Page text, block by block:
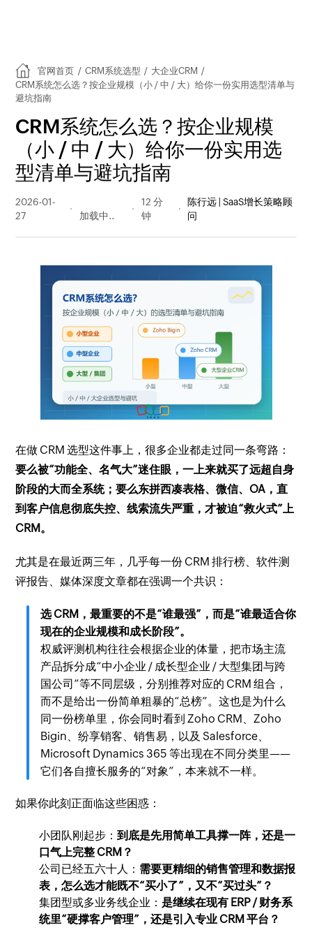
官网首页 / CRM系统选型 / 大企业CRM /
CRM系统怎么选？按企业规模（小 / 中 / 大）给你一份实用选型清单与
避坑指南
CRM系统怎么选？按企业规模
（小 / 中 / 大）给你一份实用选
型清单与避坑指南
2026-01-
27
量
12 分
钟
陈行远 | SaaS增长策略顾
问
在做 CRM 选型这件事上，很多企业都走过同一条弯路：
要么被“功能全、名气大”迷住眼，一上来就买了远超自身
阶段的大而全系统；要么东拼西凑表格、微信、OA，直
到客户信息彻底失控、线索流失严重，才被迫“救火式”上
CRM。
尤其是在最近两三年，几乎每一份 CRM 排行榜、软件测
评报告、媒体深度文章都在强调一个共识：
选 CRM，最重要的不是“谁最强”，而是“谁最适合你
现在的企业规模和成长阶段”。
权威评测机构往往会根据企业的体量，把市场主流
产品拆分成“中小企业 / 成长型企业 / 大型集团与跨
国公司”等不同层级，分别推荐对应的 CRM 组合，
而不是给出一份简单粗暴的“总榜”。这也是为什么
同一份榜单里，你会同时看到 Zoho CRM、Zoho
Bigin、纷享销客、销售易，以及 Salesforce、
Microsoft Dynamics 365 等出现在不同分类里——
它们各自擅长服务的“对象”，本来就不一样。
如果你此刻正面临这些困惑：
小团队刚起步：到底是先用简单工具撑一阵，还是一
口气上完整 CRM？
公司已经五六十人： 需要更精细的销售管理和数据报
表，怎么选才能既不“买小了”，又不“买过头”？
集团型或多业务线企业：是继续在现有 ERP / 财务系
统里“硬撑客户管理”，还是引入专业 CRM 平台？